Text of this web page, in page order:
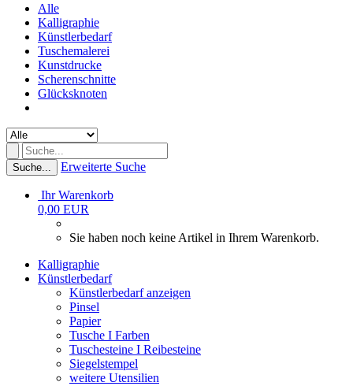
Alle
Kalligraphie
Künstlerbedarf
Tuschemalerei
Kunstdrucke
Scherenschnitte
Glücksknoten
Suche... Erweiterte Suche
Ihr Warenkorb
0,00 EUR
Sie haben noch keine Artikel in Ihrem Warenkorb.
Kalligraphie
Künstlerbedarf
Künstlerbedarf anzeigen
Pinsel
Papier
Tusche I Farben
Tuschesteine I Reibesteine
Siegelstempel
weitere Utensilien